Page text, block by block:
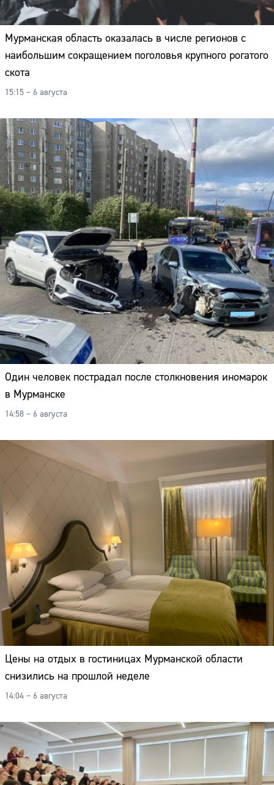
Мурманская область оказалась в числе регионов с
наибольшим сокращением поголовья крупного рогатого
скота
15:15 – 6 августа
Один человек пострадал после столкновения иномарок
в Мурманске
14:58 – 6 августа
Цены на отдых в гостиницах Мурманской области
снизились на прошлой неделе
14:04 – 6 августа